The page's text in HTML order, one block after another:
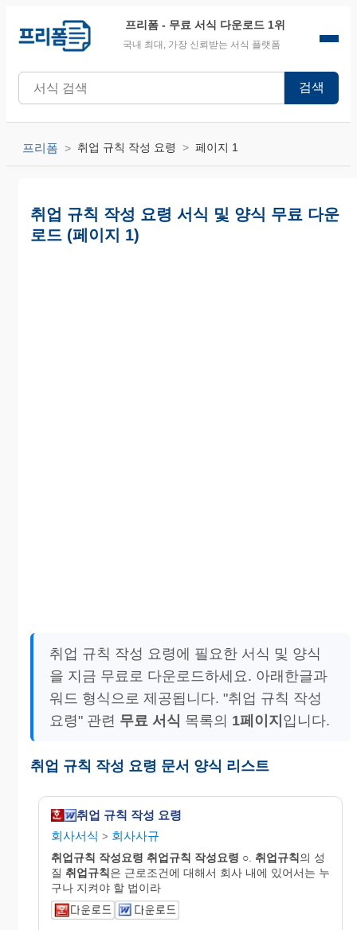
프리폼 - 무료 서식 다운로드 1위
국내 최대, 가장 신뢰받는 서식 플랫폼
검색
프리폼 취업 규칙 작성 요령 페이지 1
취업 규칙 작성 요령 서식 및 양식 무료 다운
로드 (페이지 1)
취업 규칙 작성 요령에 필요한 서식 및 양식
을 지금 무료로 다운로드하세요. 아래한글과
워드 형식으로 제공됩니다. "취업 규칙 작성
요령" 관련 무료 서식 목록의 1페이지 입니다.
취업 규칙 작성 요령 문서 양식 리스트
취업 규칙 작성 요령
회사서식 > 회사사규
취업규칙 작성요령 취업규칙 작성요령 ○. 취업규칙의 성
질 취업규칙은 근로조건에 대해서 회사 내에 있어서는 누
구나 지켜야 할 법이라